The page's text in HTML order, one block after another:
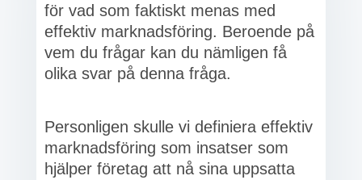
för vad som faktiskt menas med
effektiv marknadsföring. Beroende på
vem du frågar kan du nämligen få
olika svar på denna fråga.
Personligen skulle vi definiera effektiv
marknadsföring som insatser som
hjälper företag att nå sina uppsatta